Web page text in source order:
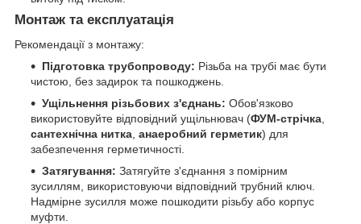
Монтаж та експлуатація
Рекомендації з монтажу:
Підготовка трубопроводу: Різьба на трубі має бути
чистою, без задирок та пошкоджень.
Ущільнення різьбових з'єднань: Обов'язково
використовуйте відповідний ущільнювач (ФУМ-стрічка
сантехнічна нитка анаеробний герметик) для
забезпечення герметичності.
Затягування: Затягуйте з'єднання з помірним
зусиллям, використовуючи відповідний трубний ключ.
Надмірне зусилля може пошкодити різьбу або корпус
муфти.